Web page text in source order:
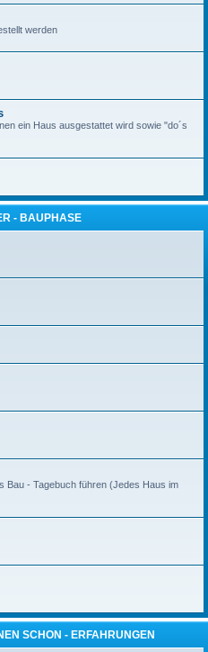
werden
ein Haus ausgestattet wird sowie "do´s
- BAUPHASE
Bau - Tagebuch führen (Jedes Haus im
SCHON - ERFAHRUNGEN